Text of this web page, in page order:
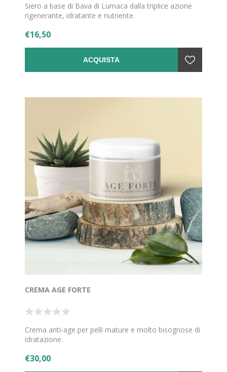
Siero a base di Bava di Lumaca dalla triplice azione
rigenerante, idratante e nutriente.
€16,50
ACQUISTA
CREMA AGE FORTE
Crema anti-age per pelli mature e molto bisognose di
idratazione.
€30,00